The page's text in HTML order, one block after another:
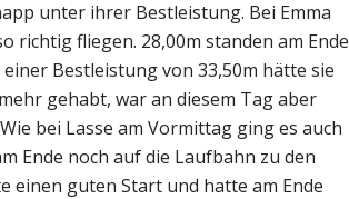
unter ihrer Bestleistung. Bei Emma
richtig fliegen. 28,00m standen am Ende
Bestleistung von 33,50m hätte sie
gehabt, war an diesem Tag aber
bei Lasse am Vormittag ging es auch
Ende noch auf die Laufbahn zu den
einen guten Start und hatte am Ende